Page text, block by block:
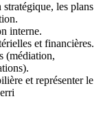
les plans
interne.
et financières.
(médiation,
et représenter le